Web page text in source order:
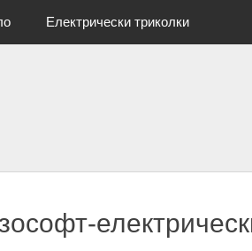
Menu
Електрически триколки